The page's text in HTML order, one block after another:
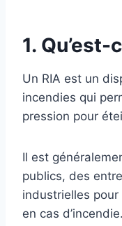
1. Qu’est-
Un RIA est un
incendies qui
pression pour
Il est
publics, des
industrielles
en cas d’incendie.